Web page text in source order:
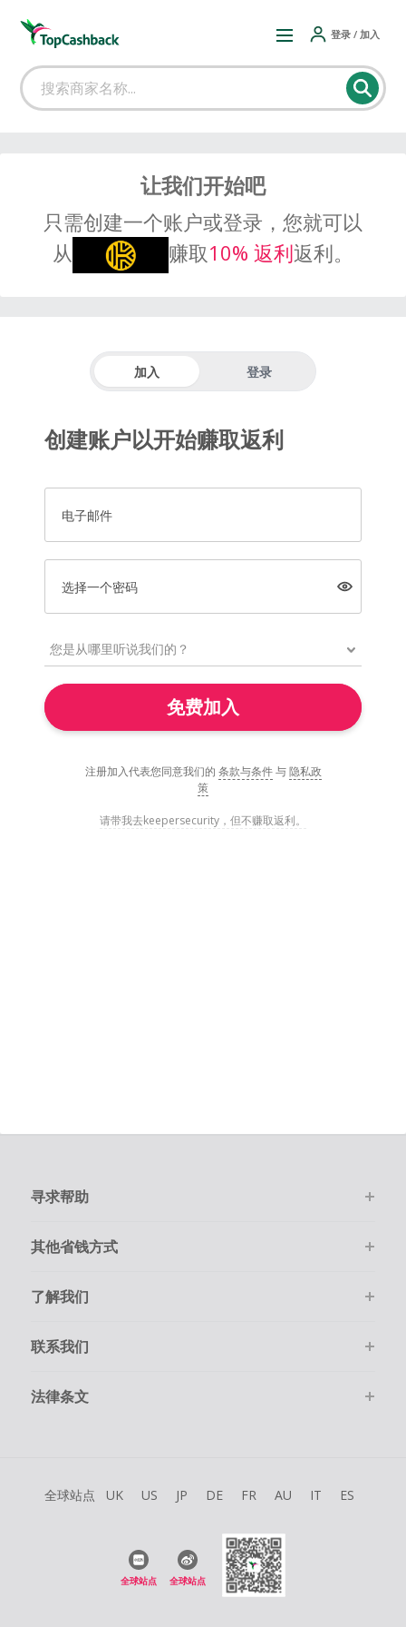
登录 / 加入
让我们开始吧
只需创建一个账户或登录，您就可以
从
赚取10% 返利返利。
加入 登录
创建账户以开始赚取返利
电子邮件
选择一个密码
免费加入
注册加入代表您同意我们的 条款与条件 与 隐私政
策
请带我去keepersecurity，但不赚取返利。
寻求帮助
其他省钱方式
了解我们
联系我们
法律条文
全球站点 UK US JP DE FR AU IT ES
全球站点 全球站点